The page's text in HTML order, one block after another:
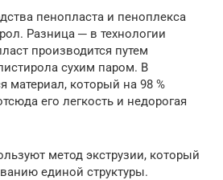
пенопласта и пеноплекса
Разница ─ в технологии
производится путем
сухим паром. В
материал, который на 98 %
его легкость и недорогая
метод экструзии, который
единой структуры.